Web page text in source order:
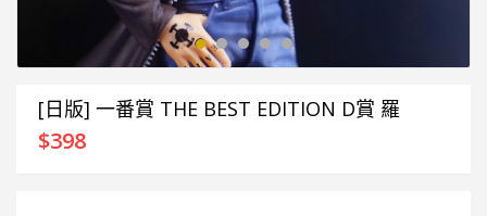
[日版] 一番賞 THE BEST EDITION D賞 羅
$398